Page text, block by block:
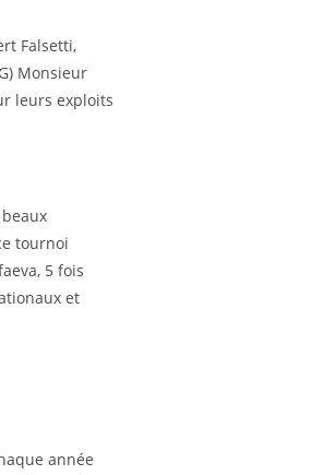
Falsetti,
Monsieur
leurs exploits
tournoi
5 fois
et
année